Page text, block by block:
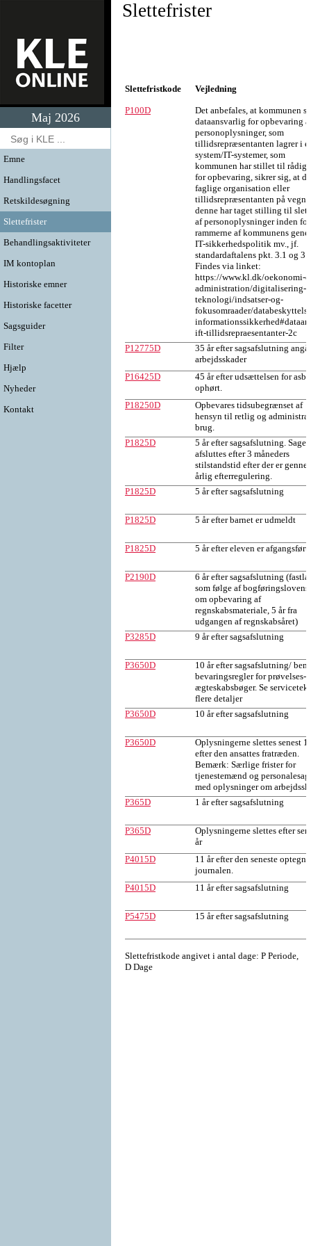
Maj 2026
Emne
Handlingsfacet
Retskildesøgning
Slettefrister
Behandlingsaktiviteter
IM kontoplan
Historiske emner
Historiske facetter
Sagsguider
Filter
Hjælp
Nyheder
Kontakt
Slettefrister
Slettefristkode Vejledning
P100D
Det anbefales, at kommunen
dataansvarlig for opbevaring
personoplysninger, som
tillidsrepræsentanten lagrer i
system/IT-systemer, som
kommunen har stillet til
for opbevaring, sikrer sig, at
faglige organisation eller
tillidsrepræsentanten på
denne har taget stilling til
af personoplysninger inden for
rammerne af kommunens
IT-sikkerhedspolitik mv., jf.
standardaftalens pkt. 3.1 og
Findes via linket:
https://www.kl.dk/oekonomi-
administration/digitalisering-
teknologi/indsatser-og-
fokusomraader/
ift-tillidsrepraesentanter-2c
P12775D
35 år efter sagsafslutning
arbejdsskader
P16425D
45 år efter udsættelsen for
ophørt.
P18250D
Opbevares tidsubegrænset af
hensyn til retlig og
brug.
P1825D
5 år efter sagsafslutning. Sagen
afsluttes efter 3 måneders
stilstandstid efter der er
årlig efterregulering.
P1825D
5 år efter sagsafslutning
P1825D 5 år efter barnet er udmeldt
P1825D 5 år efter eleven er afgangsført
P2190D
6 år efter sagsafslutning
som følge af bogføringslovens
om opbevaring af
regnskabsmateriale, 5 år fra
udgangen af regnskabsåret)
P3285D
9 år efter sagsafslutning
P3650D
10 år efter sagsafslutning/
bevaringsregler for prøvelses-
ægteskabsbøger. Se
flere detaljer
P3650D
10 år efter sagsafslutning
P3650D
Oplysningerne slettes senest
efter den ansattes fratræden.
Bemærk: Særlige frister for
tjenestemænd og
med oplysninger om
P365D
1 år efter sagsafslutning
P365D
Oplysningerne slettes efter
år
P4015D
11 år efter den seneste
journalen.
P4015D
11 år efter sagsafslutning
P5475D 15 år efter sagsafslutning
Slettefristkode angivet i antal dage: P Periode,
D Dage